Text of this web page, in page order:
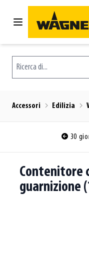
Salta al contenuto
Ricerca di...
Accessori Edilizia
30
Contenitore
guarnizione